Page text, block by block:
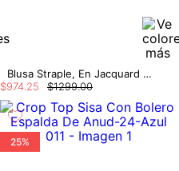
Blusa Straple, En Jacquard Con Insumo En
$1299.00
$974.25
25%